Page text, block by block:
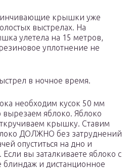
крышки уже
выстрелах. На
улетела на 15 метров,
уплотнение не
в ночное время.
необходим кусок 50 мм
яблоко. Яблоко
крышку. Ставим
ДОЛЖНО без затруднений
опуститься на дно и
вы заталкиваете яблоко с
блиндаж и дистанционное